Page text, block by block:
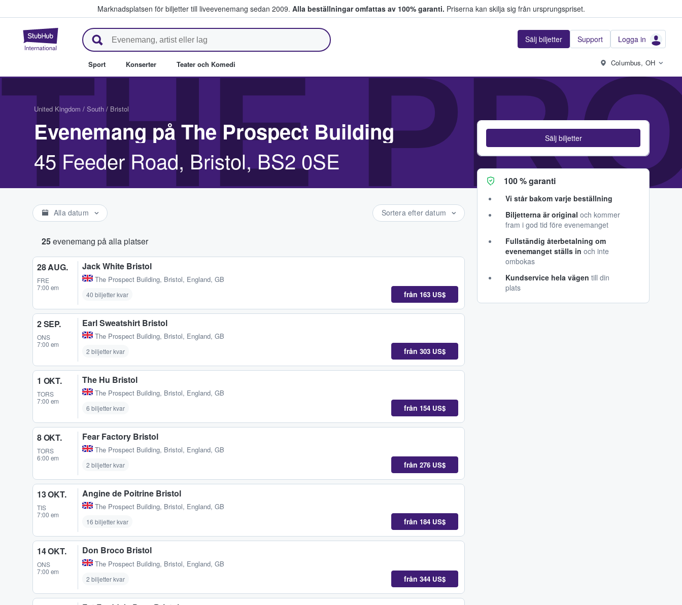
Marknadsplatsen för biljetter till liveevenemang sedan 2009. Alla beställningar omfattas av 100% garanti. Priserna kan skilja sig från ursprungspriset.
StubHub – där fans köper och säljer biljetter. Sälj biljetter Support Logga in
Sport Konserter Teater och Komedi Columbus, OH
THE
United Kingdom / South / Bristol
Evenemang på The Prospect Building
45 Feeder Road, Bristol, BS2 0SE
Alla datum Sortera efter datum
25evenemang på alla platser
28 AUG.
FRE
7:00 em
Jack White Bristol
The Prospect Building, Bristol, England, GB
40 biljetter kvar från 163 US$
2 SEP.
ONS
7:00 em
Earl Sweatshirt Bristol
The Prospect Building, Bristol, England, GB
2 biljetter kvar från 303 US$
1 OKT.
TORS
7:00 em
The Hu Bristol
The Prospect Building, Bristol, England, GB
6 biljetter kvar från 154 US$
8 OKT.
TORS
6:00 em
Fear Factory Bristol
The Prospect Building, Bristol, England, GB
2 biljetter kvar från 276 US$
13 OKT.
TIS
7:00 em
Angine de Poitrine Bristol
The Prospect Building, Bristol, England, GB
16 biljetter kvar från 184 US$
14 OKT.
ONS
7:00 em
Don Broco Bristol
The Prospect Building, Bristol, England, GB
2 biljetter kvar från 344 US$
Sälj biljetter
100 % garanti
Vi står bakom varje beställning
Biljetterna är original och kommer
fram i god tid före evenemanget
Fullständig återbetalning om
evenemanget ställs in och inte
ombokas
Kundservice hela vägen till din
plats